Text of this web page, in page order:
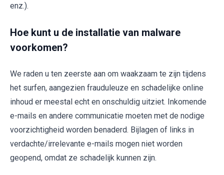
enz.).
Hoe kunt u de installatie van malware
voorkomen?
We raden u ten zeerste aan om waakzaam te zijn tijdens
het surfen, aangezien frauduleuze en schadelijke online
inhoud er meestal echt en onschuldig uitziet. Inkomende
e-mails en andere communicatie moeten met de nodige
voorzichtigheid worden benaderd. Bijlagen of links in
verdachte/irrelevante e-mails mogen niet worden
geopend, omdat ze schadelijk kunnen zijn.